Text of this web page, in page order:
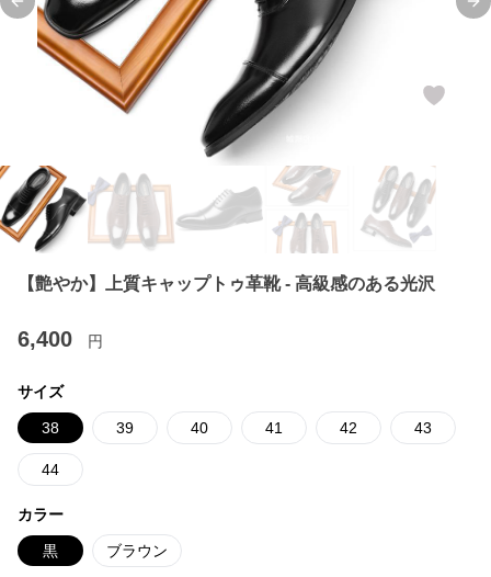
Previous slide
【艶やか】上質キャップトゥ革靴 - 高級感のある光沢
6,400 円
サイズ
38 39 40 41 42 43
44
カラー
黒 ブラウン